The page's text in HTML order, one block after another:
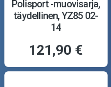
Polisport -muovisarja,
täydellinen, YZ85 02-
14
121,90 €